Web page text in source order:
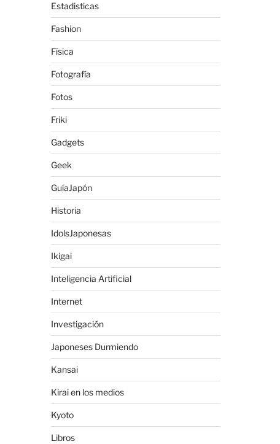
Estadisticas
Fashion
Física
Fotografía
Fotos
Friki
Gadgets
Geek
GuíaJapón
Historia
IdolsJaponesas
Ikigai
Inteligencia Artificial
Internet
Investigación
Japoneses Durmiendo
Kansai
Kirai en los medios
Kyoto
Libros